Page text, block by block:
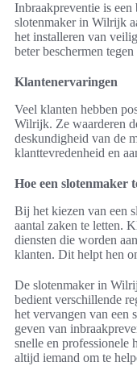
Inbraakpreventie is een
slotenmaker in Wilrijk
het installeren van
beter beschermen
Klantenervaringen
Veel klanten hebben
Wilrijk. Ze waarderen
deskundigheid van de
klanttevredenheid en
Hoe een slotenmaker
Bij het kiezen van een
aantal zaken te letten.
diensten die worden
klanten. Dit helpt hen
De slotenmaker in
bedient verschillende
het vervangen van een
geven van
snelle en professionele
altijd iemand om te